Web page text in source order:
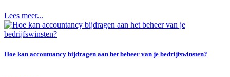
Lees meer...
Hoe kan accountancy bijdragen aan het beheer van je bedrijfswinsten?